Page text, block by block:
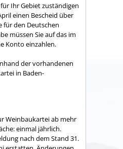
Ihr Gebiet zuständigen
einen Bescheid über
für den Deutschen
müssen Sie auf das im
Konto einzahlen.
der vorhandenen
in Baden-
Weinbaukartei ab mehr
einmal jährlich.
nach dem Stand 31.